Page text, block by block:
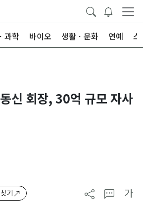
과학 바이오 생활ㆍ문화 연예 스
신 회장, 30억 규모 자사
기 가